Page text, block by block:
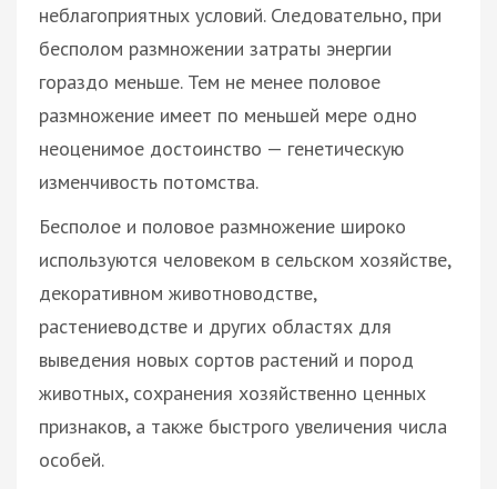
неблагоприятных условий. Следовательно, при
бесполом размножении затраты энергии
гораздо меньше. Тем не менее половое
размножение имеет по меньшей мере одно
неоценимое достоинство — генетическую
изменчивость потомства.
Бесполое и половое размножение широко
используются человеком в сельском хозяйстве,
декоративном животноводстве,
растениеводстве и других областях для
выведения новых сортов растений и пород
животных, сохранения хозяйственно ценных
признаков, а также быстрого увеличения числа
особей.